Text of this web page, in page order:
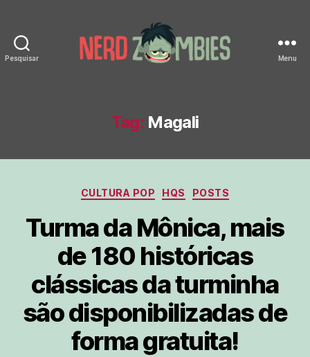
Pesquisar Menu
Tag: Magali
Categorias
CULTURA POP HQS POSTS
Turma da Mônica, mais
de 180 históricas
clássicas da turminha
são disponibilizadas de
forma gratuita!